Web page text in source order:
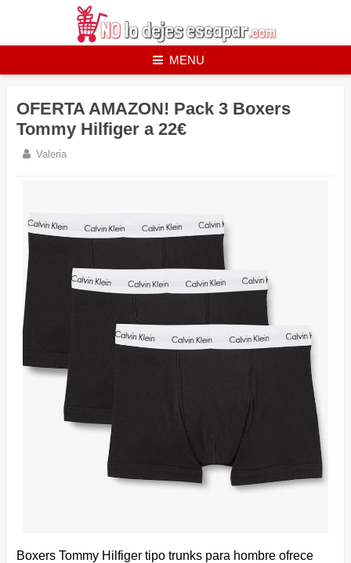
MENU
OFERTA AMAZON! Pack 3 Boxers
Tommy Hilfiger a 22€
Valeria
Boxers Tommy Hilfiger tipo trunks para hombre ofrece